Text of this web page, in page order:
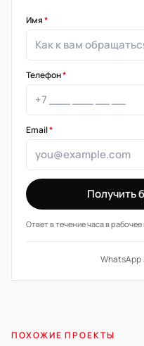
Имя*
Телефон*
Email*
Получить
Ответ в течение часа в
WhatsApp·
ПОХОЖИЕ ПРОЕКТЫ